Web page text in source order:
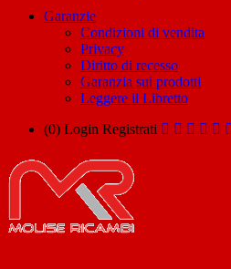
Garanzie
Condizioni di vendita
Privacy
Diritto di recesso
Garanzia sui prodotti
Leggere il Libretto
(0) Login Registrati